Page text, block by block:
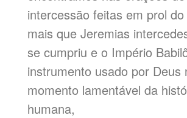
intercessão feitas em prol
mais que Jeremias
se cumpriu e o Império
instrumento usado por Deus
momento lamentável da
humana,